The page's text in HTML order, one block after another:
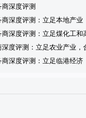
深度评测
深度评测：立足本地产业
深度评测：立足煤化工和
度评测：立足农业产业，
深度评测：立足临港经济